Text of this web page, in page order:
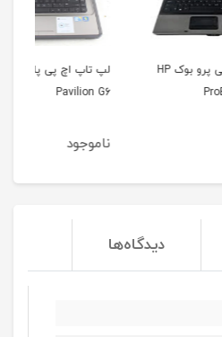
لپ تاپ اچ پی پاویلیون HP
دیدگاه‌ها